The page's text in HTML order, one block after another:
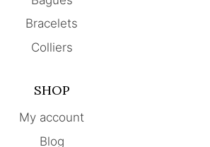
Bracelets
Colliers
SHOP
My account
Blog